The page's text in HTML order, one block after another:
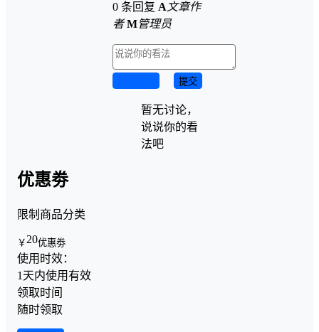
0 条回复 A 文章作
者 M管理员
提交
暂无讨论，
说说你的看
法吧
优惠劵
限制商品分类
￥ 20优惠劵
使用时效：
1天内使用有效
领取时间
随时领取